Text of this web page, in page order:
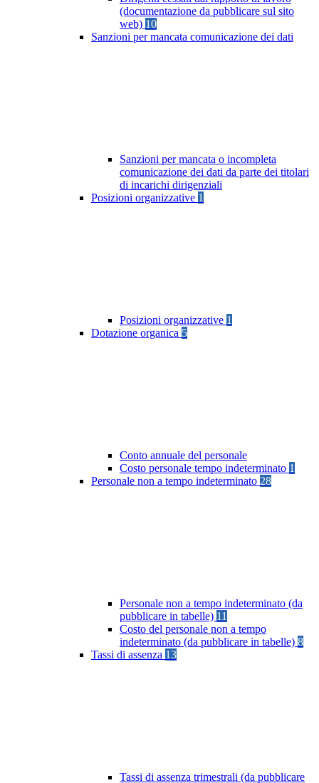
(documentazione da pubblicare sul sito
web) 10
Sanzioni per mancata comunicazione dei dati
Sanzioni per mancata o incompleta
comunicazione dei dati da parte dei titolari
di incarichi dirigenziali
Posizioni organizzative 1
Posizioni organizzative 1
Dotazione organica 5
Conto annuale del personale
Costo personale tempo indeterminato 1
Personale non a tempo indeterminato 28
Personale non a tempo indeterminato (da
pubblicare in tabelle) 11
Costo del personale non a tempo
indeterminato (da pubblicare in tabelle) 8
Tassi di assenza 13
Tassi di assenza trimestrali (da pubblicare